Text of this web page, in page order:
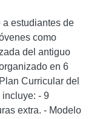
a estudiantes de
como
del antiguo
en 6
Curricular del
incluye: - 9
extra. - Modelo